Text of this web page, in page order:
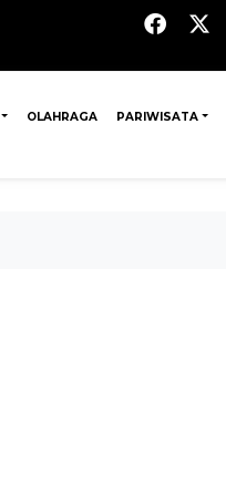
OLAHRAGA PARIWISATA